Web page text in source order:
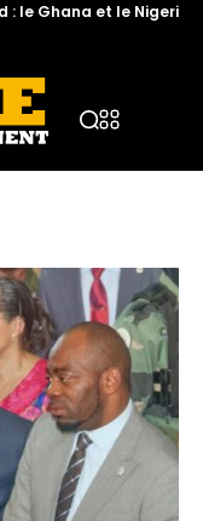
: le Ghana et le Nigeria